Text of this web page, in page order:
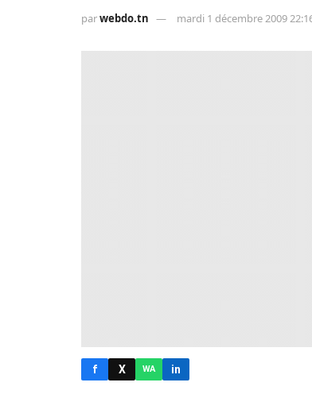
parwebdo.tn mardi 1 décembre 2009
f X WA in